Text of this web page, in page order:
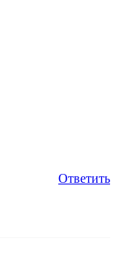
Ответить